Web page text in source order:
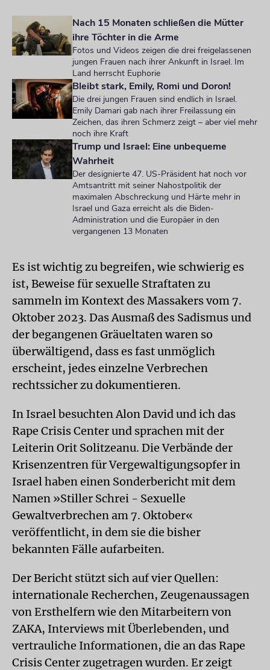
Nach 15 Monaten schließen die Mütter
ihre Töchter in die Arme
Fotos und Videos zeigen die drei freigelassenen
jungen Frauen nach ihrer Ankunft in Israel. Im
Land herrscht Euphorie
Bleibt stark, Emily, Romi und Doron!
Die drei jungen Frauen sind endlich in Israel.
Emily Damari gab nach ihrer Freilassung ein
Zeichen, das ihren Schmerz zeigt – aber viel mehr
noch ihre Kraft
Trump und Israel: Eine unbequeme
Wahrheit
Der designierte 47. US-Präsident hat noch vor
Amtsantritt mit seiner Nahostpolitik der
maximalen Abschreckung und Härte mehr in
Israel und Gaza erreicht als die Biden-
Administration und die Europäer in den
vergangenen 13 Monaten
Es ist wichtig zu begreifen, wie schwierig es
ist, Beweise für sexuelle Straftaten zu
sammeln im Kontext des Massakers vom 7.
Oktober 2023. Das Ausmaß des Sadismus und
der begangenen Gräueltaten waren so
überwältigend, dass es fast unmöglich
erscheint, jedes einzelne Verbrechen
rechtssicher zu dokumentieren.
In Israel besuchten Alon David und ich das
Rape Crisis Center und sprachen mit der
Leiterin Orit Solitzeanu. Die Verbände der
Krisenzentren für Vergewaltigungsopfer in
Israel haben einen Sonderbericht mit dem
Namen »Stiller Schrei - Sexuelle
Gewaltverbrechen am 7. Oktober«
veröffentlicht, in dem sie die bisher
bekannten Fälle aufarbeiten.
Der Bericht stützt sich auf vier Quellen:
internationale Recherchen, Zeugenaussagen
von Ersthelfern wie den Mitarbeitern von
ZAKA, Interviews mit Überlebenden, und
vertrauliche Informationen, die an das Rape
Crisis Center zugetragen wurden. Er zeigt